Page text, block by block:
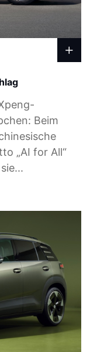
Beim
„AI for All“